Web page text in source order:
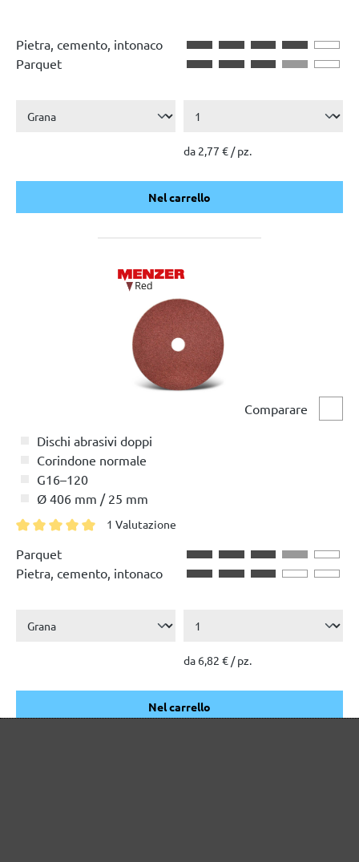
Pietra, cemento, intonaco
Parquet
da 2,77 € / pz.
Nel carrello
Nel carrello
Comparare
Dischi abrasivi doppi
Corindone normale
G16–120
Ø 406 mm / 25 mm
1 Valutazione
Parquet
Pietra, cemento, intonaco
da 6,82 € / pz.
Nel carrello
Nel carrello